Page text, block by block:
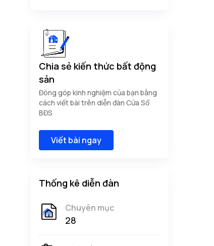
Chia sẻ kiến thức bất động
sản
Đóng góp kinh nghiệm của bạn bằng
cách viết bài trên diễn đàn Cửa Sổ
BĐS
Viết bài ngay
Thống kê diễn đàn
Chuyên mục
28